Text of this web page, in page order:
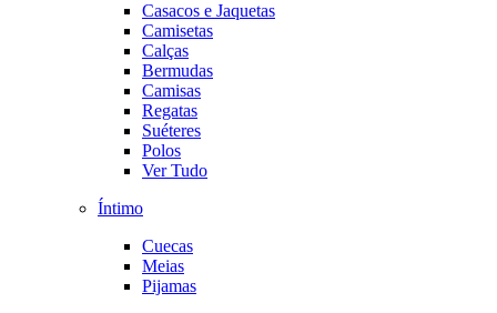
Casacos e Jaquetas
Camisetas
Calças
Bermudas
Camisas
Regatas
Suéteres
Polos
Ver Tudo
Íntimo
Cuecas
Meias
Pijamas